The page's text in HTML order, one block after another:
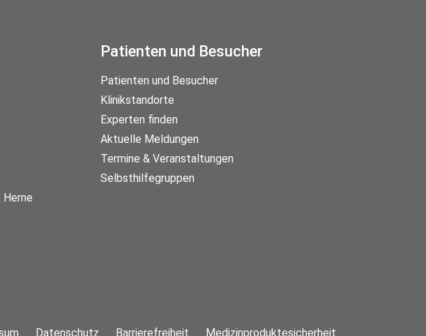
Patienten und Besucher
Patienten und Besucher
Klinikstandorte
Experten finden
Aktuelle Meldungen
Termine & Veranstaltungen
Selbsthilfegruppen
Datenschutz Barrierefreiheit Medizinproduktesicherheit